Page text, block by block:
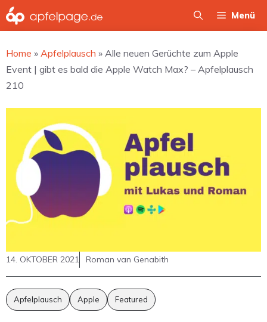
Zum
Inhalt
Menü
Home » Apfelplausch » Alle neuen Gerüchte zum Apple
Event | gibt es bald die Apple Watch Max? – Apfelplausch
210
14. OKTOBER 2021 Roman van Genabith
Apfelplausch Apple Featured